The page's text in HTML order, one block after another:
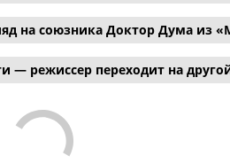
на союзника Доктор Дума из
режиссер переходит на